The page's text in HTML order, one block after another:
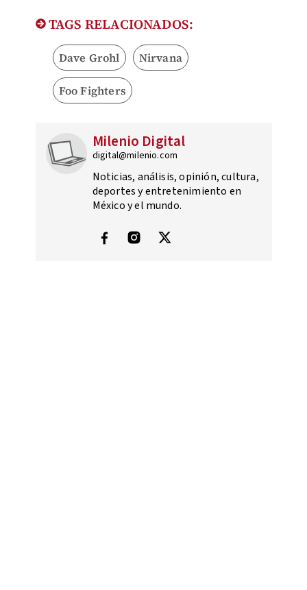
TAGS RELACIONADOS:
Dave Grohl Nirvana
Foo Fighters
Milenio Digital
digital@milenio.com
Noticias, análisis, opinión, cultura,
deportes y entretenimiento en
México y el mundo.